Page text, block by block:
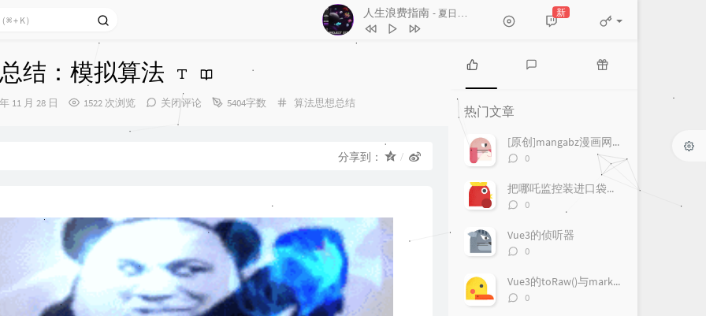
人生浪费指南 - 夏日入侵企画
3
5 人生浪费指南 夏日入侵企画
新
结：模拟算法
11 月 28 日 1522 次浏览 关闭评论 5404字数
分
算法思想总结
分享到：
热
门
文
章
论
章
热门文章
[原创]mangabz漫画网爬取
评
数：
0
把哪吒监控装进口袋：一款更适合手机使用的 Android 客户端
评
数：
0
Vue3的侦听器
评
数：
0
Vue3的toRaw()与markRaw()
评
0